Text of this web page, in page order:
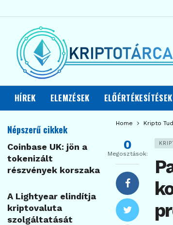
HÍREK ELEMZÉSEK ELŐÉRTÉKESÍTÉSEK
Home Kripto
0
Megosztások:
Népszerű cikkek
Coinbase UK: jön a
tokenizált
részvények korszaka
A Lightyear elindítja
kriptovaluta
szolgáltatását